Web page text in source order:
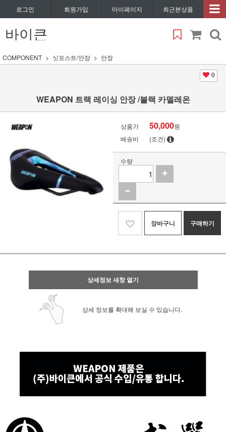
로그인 회원가입 마이페이지 최근본상품
바이큰
COMPONENT 싯포스트/안장 안장
0
WEAPON 트랙 레이싱 안장 /블랙 카멜레온
상품가 50,000원
배송비
(조건)
수량
장바구니 구매하기
상세정보 새창 열기
상세 정보를 확대해 보실 수 있습니다.